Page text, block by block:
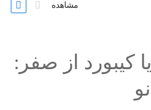
مشاهده
کیبورد از صفر: